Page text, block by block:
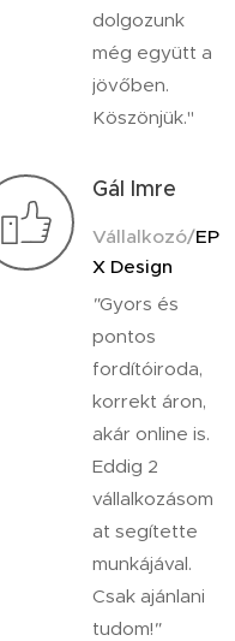
dolgozunk
még együtt a
jövőben.
Köszönjük."
Gál Imre
Vállalkozó/EP
X Design
"Gyors és
pontos
fordítóiroda,
korrekt áron,
akár online is.
Eddig 2
vállalkozásom
at segítette
munkájával.
Csak ajánlani
tudom!"